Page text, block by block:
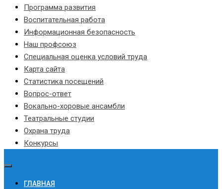
Программа развития
Воспитательная работа
Информационная безопасность
Наш профсоюз
Специальная оценка условий труда
Карта сайта
Статистика посещений
Вопрос-ответ
Вокально-хоровые ансамбли
Театральные студии
Охрана труда
Конкурсы
ГЛАВНАЯ